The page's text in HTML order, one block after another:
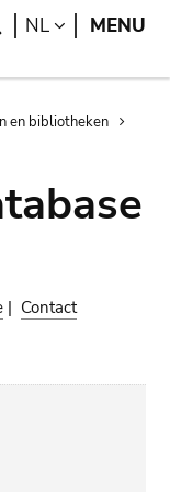
Search
NL LANGUAGE
MENU
en bibliotheken
| Contact